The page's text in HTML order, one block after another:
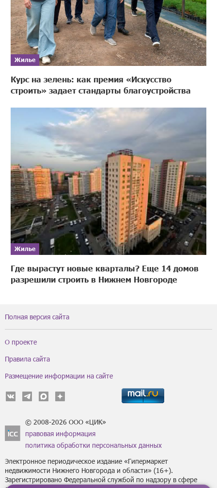
Жилье
Курс на зелень: как премия «Искусство
строить» задает стандарты благоустройства
Жилье
Где вырастут новые кварталы? Еще 14 домов
разрешили строить в Нижнем Новгороде
Полная версия сайта
О проекте
Правила сайта
Размещение информации на сайте
© 2008-2026 ООО «ЦИК»
правовая информация
политика обработки персональных данных
Электронное периодическое издание «Гипермаркет
недвижимости Нижнего Новгорода и области» (16+).
Зарегистрировано Федеральной службой по надзору в сфере